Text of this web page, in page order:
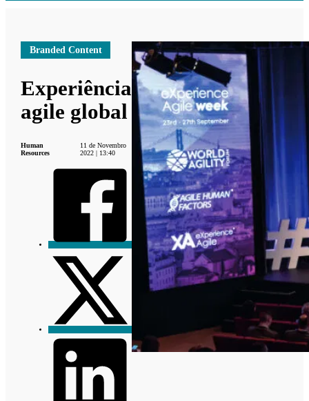
Branded Content
Experiência
agile global
Human
Resources
11 de Novembro
2022 | 13:40